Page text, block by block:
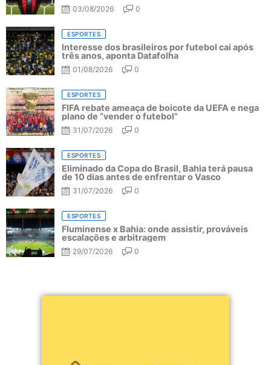
03/08/2026 0
ESPORTES
Interesse dos brasileiros por futebol cai após
três anos, aponta Datafolha
01/08/2026 0
ESPORTES
FIFA rebate ameaça de boicote da UEFA e nega
plano de “vender o futebol”
31/07/2026 0
ESPORTES
Eliminado da Copa do Brasil, Bahia terá pausa
de 10 dias antes de enfrentar o Vasco
31/07/2026 0
ESPORTES
Fluminense x Bahia: onde assistir, prováveis
escalações e arbitragem
29/07/2026 0